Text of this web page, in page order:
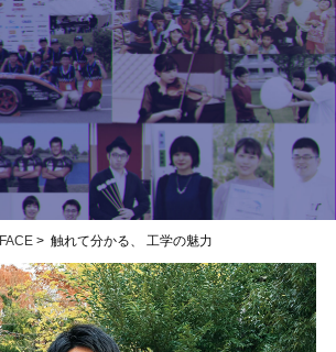
FACE> 触れて分かる、 工学の魅力